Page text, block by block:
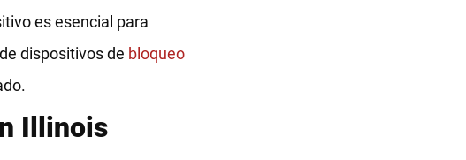
es esencial para
dispositivos de bloqueo
Illinois